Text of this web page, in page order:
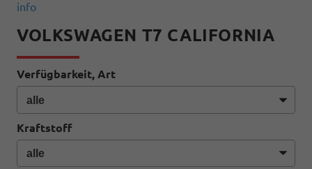
info
VOLKSWAGEN T7 CALIFORNIA
Verfügbarkeit, Art
Kraftstoff